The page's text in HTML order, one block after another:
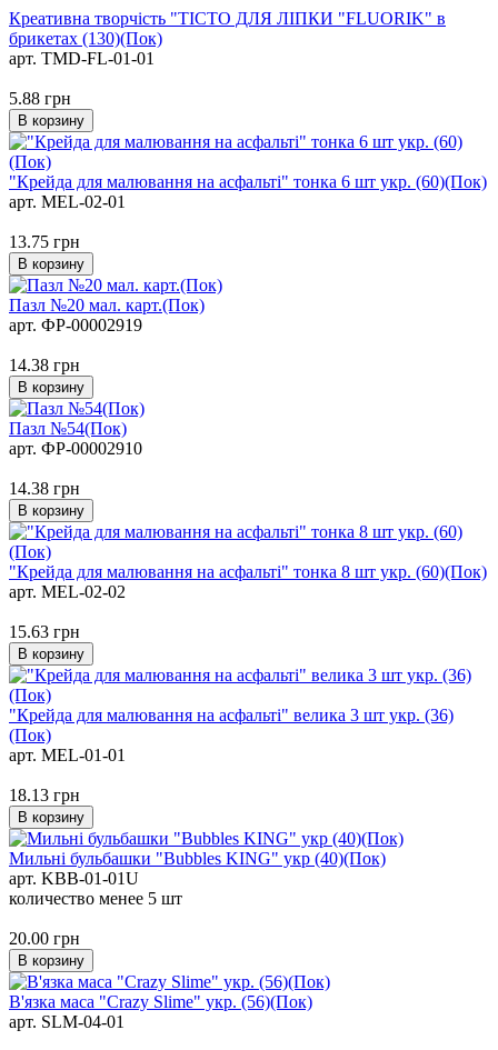
Креативна творчiсть "ТIСТО ДЛЯ ЛIПКИ "FLUORIK" в
брикетах (130)(Пок)
арт. TMD-FL-01-01
5.88 грн
В корзину
"Крейда для малювання на асфальті" тонка 6 шт укр. (60)(Пок)
арт. MEL-02-01
13.75 грн
В корзину
Пазл №20 мал. карт.(Пок)
арт. ФР-00002919
14.38 грн
В корзину
Пазл №54(Пок)
арт. ФР-00002910
14.38 грн
В корзину
"Крейда для малювання на асфальті" тонка 8 шт укр. (60)(Пок)
арт. MEL-02-02
15.63 грн
В корзину
"Крейда для малювання на асфальті" велика 3 шт укр. (36)
(Пок)
арт. MEL-01-01
18.13 грн
В корзину
Мильні бульбашки "Bubbles KING" укр (40)(Пок)
арт. KBB-01-01U
количество менее 5 шт
20.00 грн
В корзину
В'язка маса "Crazy Slime" укр. (56)(Пок)
арт. SLM-04-01